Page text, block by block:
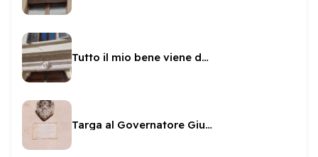
Tutto il mio bene viene da Dio
Targa al Governatore Giulio Savelli sul Municipio